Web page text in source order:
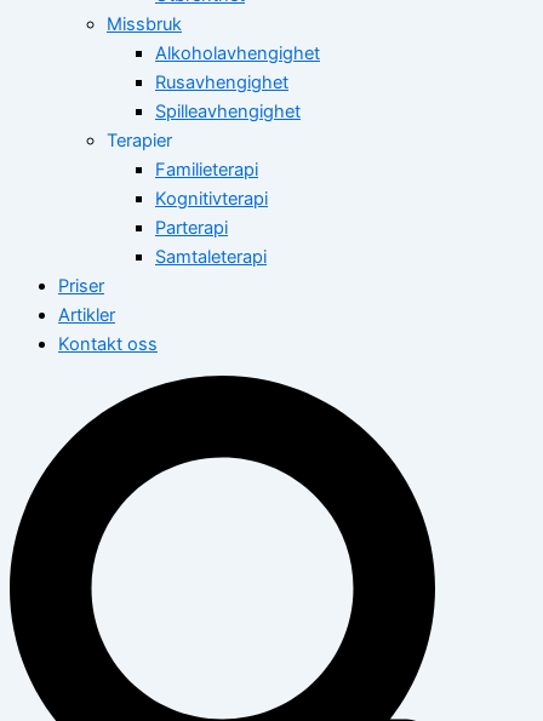
Missbruk
Alkoholavhengighet
Rusavhengighet
Spilleavhengighet
Terapier
Familieterapi
Kognitivterapi
Parterapi
Samtaleterapi
Priser
Artikler
Kontakt oss